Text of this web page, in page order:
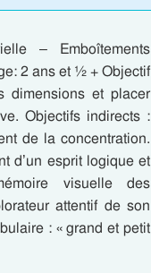
– Emboîtements
2 ans et ½ + Objectif
dimensions et placer
Objectifs indirects :
de la concentration.
d’un esprit logique et
visuelle des
attentif de son
: « grand et petit